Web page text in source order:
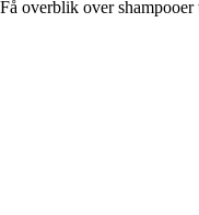
Få overblik over